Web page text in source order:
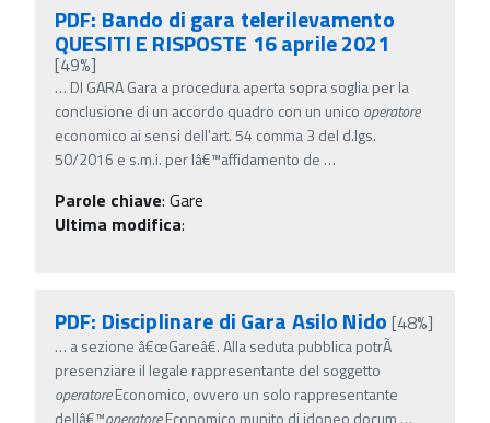
PDF: Bando di gara telerilevamento
QUESITI E RISPOSTE 16 aprile 2021
[49%]
… DI GARA Gara a procedura aperta sopra soglia per la
conclusione di un accordo quadro con un unico operatore
economico ai sensi dell'art. 54 comma 3 del d.lgs.
50/2016 e s.m.i. per lâ€™affidamento de …
Parole chiave: Gare
Ultima modifica:
PDF: Disciplinare di Gara Asilo Nido [48%]
… a sezione â€œGareâ€. Alla seduta pubblica potrÃ
presenziare il legale rappresentante del soggetto
operatoreEconomico, ovvero un solo rappresentante
dellâ€™operatoreEconomico munito di idoneo docum …